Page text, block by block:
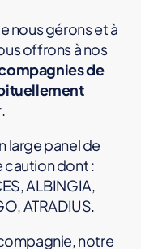
nous gérons et à
offrons à nos
de
.
large panel de
caution dont :
ALBINGIA,
ATRADIUS.
notre